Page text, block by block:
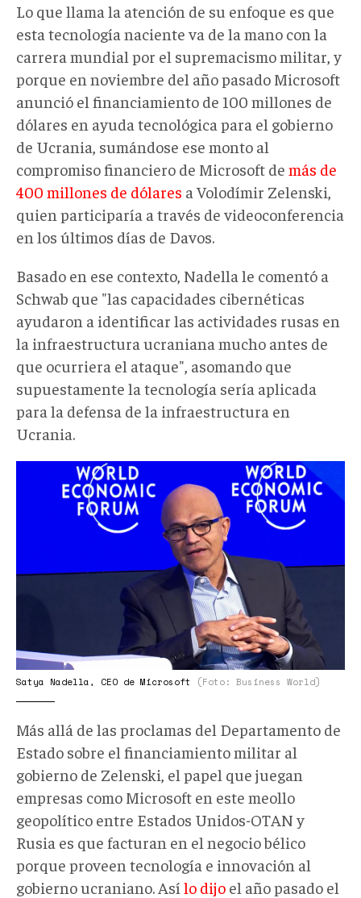
Lo que llama la atención de su enfoque es que
esta tecnología naciente va de la mano con la
carrera mundial por el supremacismo militar, y
porque en noviembre del año pasado Microsoft
anunció el financiamiento de 100 millones de
dólares en ayuda tecnológica para el gobierno
de Ucrania, sumándose ese monto al
compromiso financiero de Microsoft de más de
400 millones de dólares a Volodímir Zelenski,
quien participaría a través de videoconferencia
en los últimos días de Davos.
Basado en ese contexto, Nadella le comentó a
Schwab que "las capacidades cibernéticas
ayudaron a identificar las actividades rusas en
la infraestructura ucraniana mucho antes de
que ocurriera el ataque", asomando que
supuestamente la tecnología sería aplicada
para la defensa de la infraestructura en
Ucrania.
Foto
2_Satya
Nadella
Microsoft_businessworld.png
Satya Nadella, CEO de Microsoft (Foto: Business World)
Más allá de las proclamas del Departamento de
Estado sobre el financiamiento militar al
gobierno de Zelenski, el papel que juegan
empresas como Microsoft en este meollo
geopolítico entre Estados Unidos-OTAN y
Rusia es que facturan en el negocio bélico
porque proveen tecnología e innovación al
gobierno ucraniano. Así lo dijo el año pasado el